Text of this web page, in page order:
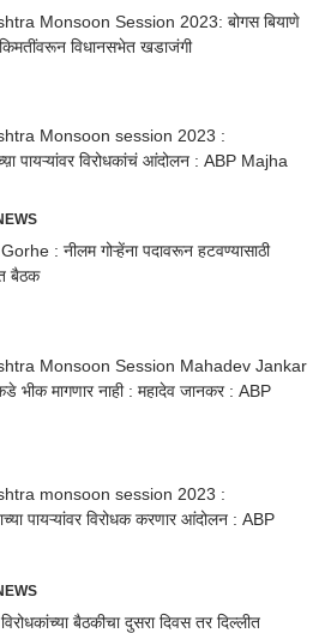
Monsoon Session 2023: बोगस बियाणे
विधानसभेत खडाजंगी
Monsoon session 2023 :
पायऱ्यांवर विरोधकांचं आंदोलन : ABP Majha
: नीलम गोऱ्हेंना पदावरून हटवण्यासाठी
बैठक
Monsoon Session Mahadev Jankar
monsoon session 2023 :
पायऱ्यांवर विरोधक करणार आंदोलन : ABP